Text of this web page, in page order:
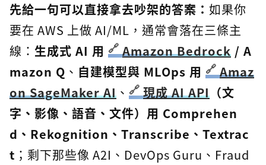
先給一句可以直接拿去吵架的答案： 如果你
要在 AWS 上做 AI/ML，通常會落在三條主
線： 生成式 AI 用 Amazon Bedrock / A
mazon Q 、 自建模型與 MLOps 用
Amaz
on SageMaker AI 、 現成 AI API （文
字、影像、語音、文件）用 Comprehen
d、Rekognition、Transcribe、Textrac
t ；剩下那些像 A2I、DevOps Guru、Fraud